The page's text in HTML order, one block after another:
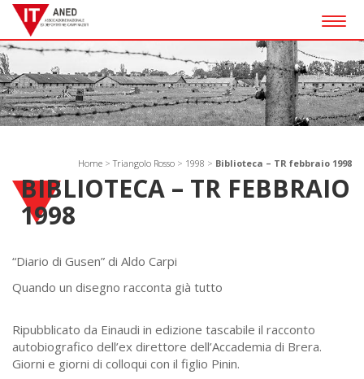
Home >Triangolo Rosso > 1998 > Biblioteca – TR febbraio 1998
BIBLIOTECA – TR FEBBRAIO
1998
“Diario di Gusen” di Aldo Carpi
Quando un disegno racconta già tutto
Ripubblicato da Einaudi in edizione tascabile il racconto
autobiografico dell’ex direttore dell’Accademia di Brera.
Giorni e giorni di colloqui con il figlio Pinin.